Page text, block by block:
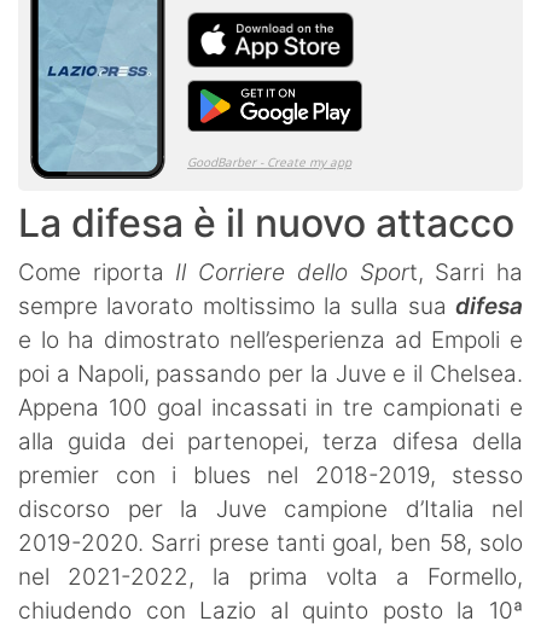
La difesa è il nuovo attacco
Come riporta Il Corriere dello Sport, Sarri ha
sempre lavorato moltissimo la sulla sua difesa
e lo ha dimostrato nell’esperienza ad Empoli e
poi a Napoli, passando per la Juve e il Chelsea.
Appena 100 goal incassati in tre campionati e
alla guida dei partenopei, terza difesa della
premier con i blues nel 2018-2019, stesso
discorso per la Juve campione d’Italia nel
2019-2020. Sarri prese tanti goal, ben 58, solo
nel 2021-2022, la prima volta a Formello,
chiudendo con Lazio al quinto posto la 10ª